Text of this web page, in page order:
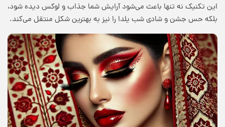
این تکنیک نه تنها باعث می‌شود آرایش شما جذاب و لوکس دیده شود،
بلکه حس جشن و شادی شب یلدا را نیز به بهترین شکل منتقل می‌کند.